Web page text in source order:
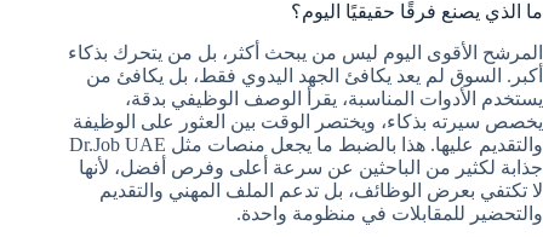
ما الذي يصنع فرقًا حقيقيًا اليوم؟
المرشح الأقوى اليوم ليس من يبحث أكثر، بل من يتحرك بذكاء
أكبر. السوق لم يعد يكافئ الجهد اليدوي فقط، بل يكافئ من
يستخدم الأدوات المناسبة، يقرأ الوصف الوظيفي بدقة،
يخصص سيرته بذكاء، ويختصر الوقت بين العثور على الوظيفة
والتقديم عليها. هذا بالضبط ما يجعل منصات مثل Dr.Job UAE
جذابة لكثير من الباحثين عن سرعة أعلى وفرص أفضل، لأنها
لا تكتفي بعرض الوظائف، بل تدعم الملف المهني والتقديم
والتحضير للمقابلات في منظومة واحدة.